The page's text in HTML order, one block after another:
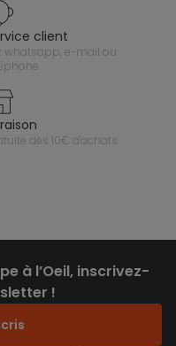
client
dès 10€ d'achats
à l’Oeil, inscrivez-
!